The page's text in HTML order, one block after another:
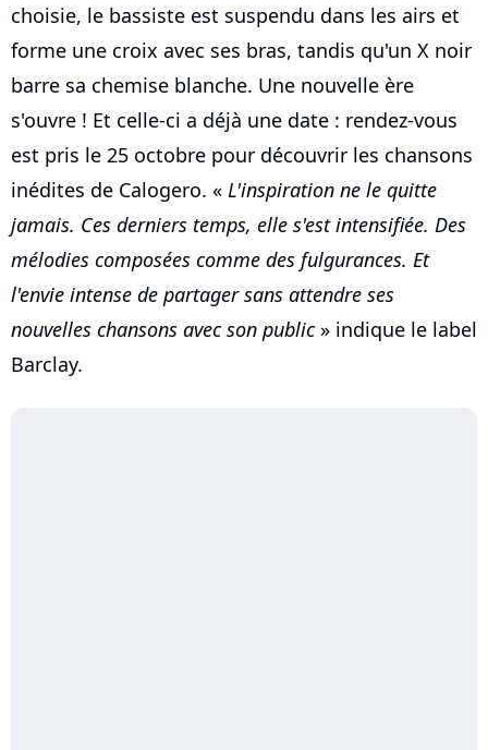
choisie, le bassiste est suspendu dans les airs et
forme une croix avec ses bras, tandis qu'un X noir
barre sa chemise blanche. Une nouvelle ère
s'ouvre ! Et celle-ci a déjà une date : rendez-vous
est pris le 25 octobre pour découvrir les chansons
inédites de Calogero. « L'inspiration ne le quitte
jamais. Ces derniers temps, elle s'est intensifiée. Des
mélodies composées comme des fulgurances. Et
l'envie intense de partager sans attendre ses
nouvelles chansons avec son public» indique le label
Barclay.